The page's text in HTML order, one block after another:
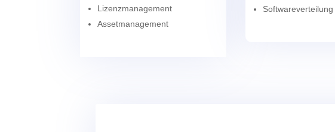
Lizenzmanagement
Assetmanagement
Softwareverteilung